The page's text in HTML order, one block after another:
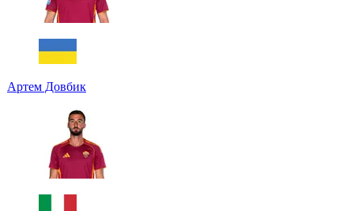
Артем Довбик